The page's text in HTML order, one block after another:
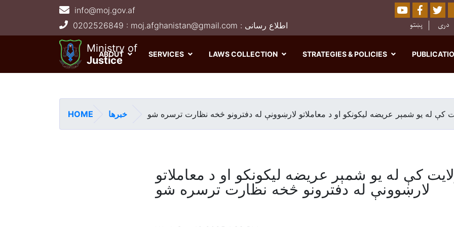
content
Ministry of
Justice
info@moj.gov.af
0202526849 : moj.afghanistan@gmail.com : اطلاع رسانی
Youtube
پښتو دری
Main navigation
ABOUT SERVICES LAWS COLLECTION STRATEGIES & POLICIES
HOME خبرها کې له یو شمېر عریضه ليکونکو او د معاملاتو لارښوونې له دفترونو څخه نظارت ترسره شو
کې له یو شمېر عریضه ليکونکو او د معاملاتو
لارښوونې له دفترونو څخه نظارت ترسره شو